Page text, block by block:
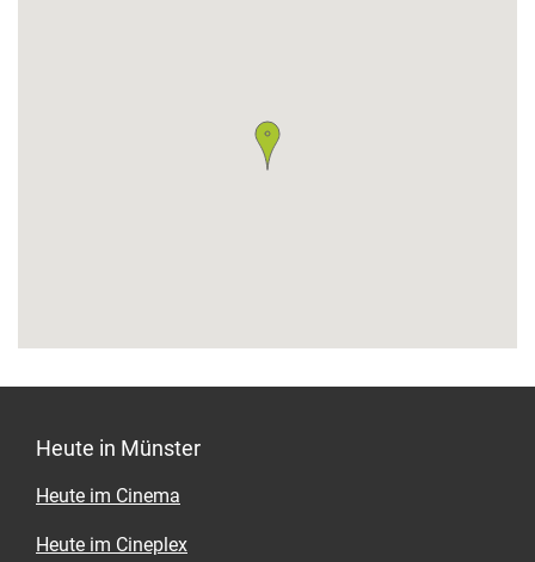
Heute in Münster
Heute im Cinema
Heute im Cineplex